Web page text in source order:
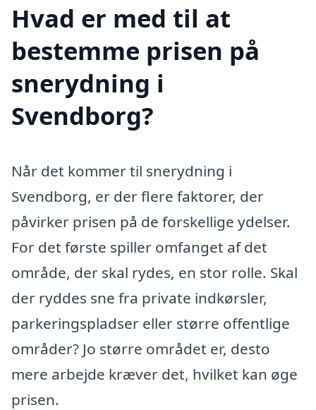
Hvad er med til at
bestemme prisen på
snerydning i
Svendborg?
Når det kommer til snerydning i
Svendborg, er der flere faktorer, der
påvirker prisen på de forskellige ydelser.
For det første spiller omfanget af det
område, der skal rydes, en stor rolle. Skal
der ryddes sne fra private indkørsler,
parkeringspladser eller større offentlige
områder? Jo større området er, desto
mere arbejde kræver det, hvilket kan øge
prisen.